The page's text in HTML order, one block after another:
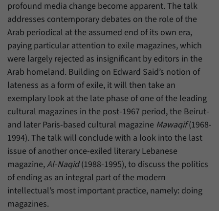
profound media change become apparent. The talk
addresses contemporary debates on the role of the
Arab periodical at the assumed end of its own era,
paying particular attention to exile magazines, which
were largely rejected as insignificant by editors in the
Arab homeland. Building on Edward Said’s notion of
lateness as a form of exile, it will then take an
exemplary look at the late phase of one of the leading
cultural magazines in the post-1967 period, the Beirut-
and later Paris-based cultural magazine Mawaqif(1968-
1994). The talk will conclude with a look into the last
issue of another once-exiled literary Lebanese
magazine,Al-Naqid(1988-1995), to discuss the politics
of ending as an integral part of the modern
intellectual’s most important practice, namely: doing
magazines.
Webseiten-Betreiber dies eingestellt hat.
Anbieter Matomo
Laufzeit 6 Monate
Mit diesem Cookie können wir speichern, von
welcher Internetseite oder Suchmaschine
Besucher durch eine Verlinkung auf unsere
Internetseite weitergeleitet wurden.
Name _pk_ses
Anbieter Matomo
Laufzeit 30 Minuten
Zweck
Mit diesem Cookie können wir für kurze Zeit